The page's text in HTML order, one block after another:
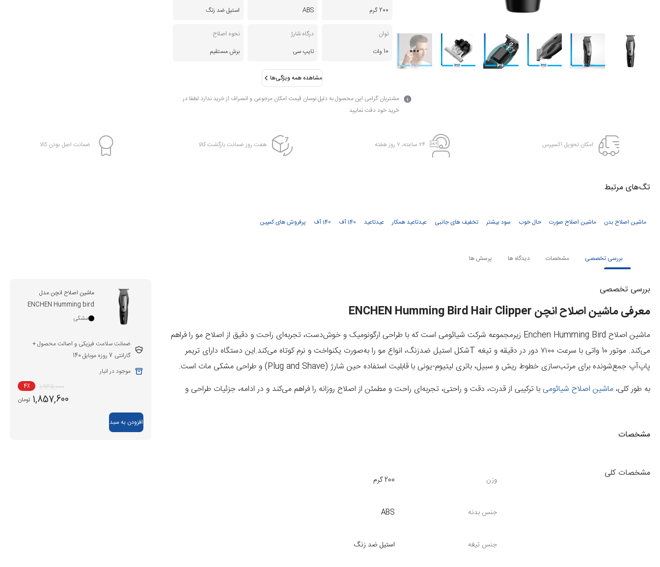
200 گرم
ABS
استیل ضد زنگ
توان
10 وات
درگاه شارژ
تایپ سی
نحوه اصلاح
برش مستقیم
مشاهده همه ویژگی‌ها
مشتریان گرامی این محصول به دلیل نوسان قیمت امکان مرجوعی و انصراف از خرید ندارد لطفا در
خرید خود دقت نمایید
امکان تحویل اکسپرس ۲۴ ساعته، ۷ روز هفته هفت روز ضمانت بازگشت کالا ضمانت اصل بودن کالا
تگ‌های‌ مرتبط
ماشین اصلاح بدن ماشین اصلاح صورت حال خوب سود بیشتر تخفیف های جانبی عیدتاعید همکار عیدتاعید 140 آف 140 آف پرفروش های کمپین
بررسی تخصصی مشخصات دیدگاه ها پرسش ها
بررسی تخصصی
معرفی ماشین اصلاح انچن ENCHEN Humming Bird Hair Clipper
ماشین اصلاح Enchen Humming Bird زیرمجموعه شرکت شیائومی است که باطراحی ارگونومیک و خوش‌دست، تجربه‌ای راحت و دقیق از اصلاح مو را فراهم
می‌کند. موتور 10 واتی با سرعت ۷۱۰۰ دور در دقیقه و
تیغه T‌شکل استیل ضدزنگ ، انواع مو را به‌صورت یکنواخت و نرم کوتاه می‌کند.این دستگاه دارای تریمر
پاپ‌آپ جمع‌شونده برای مرتب‌سازی خطوط ریش و سبیل، باتری لیتیوم-یونی با قابلیت استفاده حین شارژ (Plug and Shave) و طراحی مشکی مات است.
به طور کلی، ماشین اصلاح شیائومی با ترکیبی ازقدرت، دقت و راحتی، تجربه‌ای راحت و مطمئن از اصلاح روزانه را فراهم می‌کند و در ادامه، جزئیات طراحی و
مشخصات
مشخصات کلی
وزن 200 گرم
جنس بدنه ABS
جنس تیغه استیل ضد زنگ
ماشین اصلاح انچن مدل
ENCHEN Humming bird
مشکی
ضمانت سلامت فیزیکی و اصالت محصول +
گارانتی 7 روزه موبایل 140
موجود در انبار
1,935,000
4٪
1,857,600 تومان
افزودن به سبد